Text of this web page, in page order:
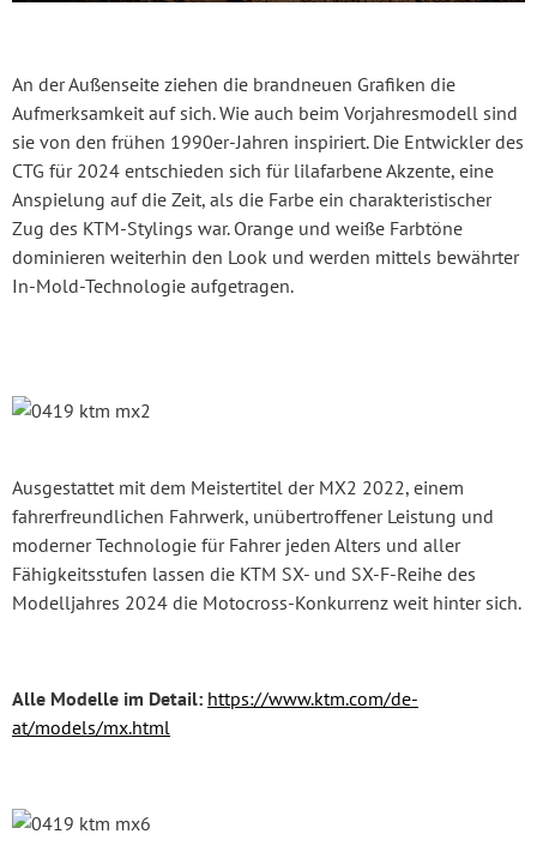
An der Außenseite ziehen die brandneuen Grafiken die
Aufmerksamkeit auf sich. Wie auch beim Vorjahresmodell sind
sie von den frühen 1990er-Jahren inspiriert. Die Entwickler des
CTG für 2024 entschieden sich für lilafarbene Akzente, eine
Anspielung auf die Zeit, als die Farbe ein charakteristischer
Zug des KTM-Stylings war. Orange und weiße Farbtöne
dominieren weiterhin den Look und werden mittels bewährter
In-Mold-Technologie aufgetragen.
Ausgestattet mit dem Meistertitel der MX2 2022, einem
fahrerfreundlichen Fahrwerk, unübertroffener Leistung und
moderner Technologie für Fahrer jeden Alters und aller
Fähigkeitsstufen lassen die KTM SX- und SX-F-Reihe des
Modelljahres 2024 die Motocross-Konkurrenz weit hinter sich.
Alle Modelle im Detail: https://www.ktm.com/de-
at/models/mx.html